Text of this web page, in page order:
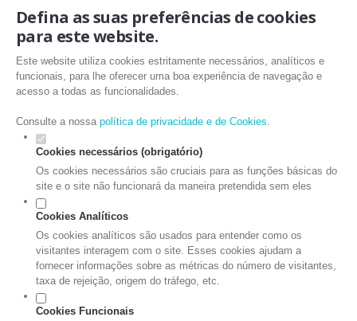
Defina as suas preferências de cookies
para este website.
Este website utiliza cookies estritamente necessários, analíticos e
funcionais, para lhe oferecer uma boa experiência de navegação e
acesso a todas as funcionalidades.
Consulte a nossa política de privacidade e de Cookies.
Cookies necessários (obrigatório)
Os cookies necessários são cruciais para as funções básicas do
site e o site não funcionará da maneira pretendida sem eles
Cookies Analíticos
Os cookies analíticos são usados para entender como os
visitantes interagem com o site. Esses cookies ajudam a
fornecer informações sobre as métricas do número de visitantes,
taxa de rejeição, origem do tráfego, etc.
Cookies Funcionais